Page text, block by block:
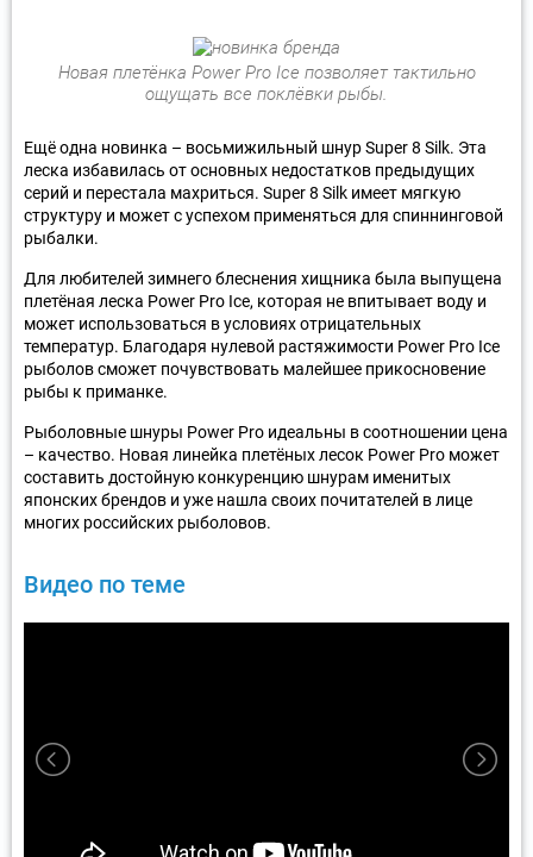
Новая плетёнка Power Pro Ice позволяет тактильно
ощущать все поклёвки рыбы.
Ещё одна новинка – восьмижильный шнур Super 8 Silk. Эта
леска избавилась от основных недостатков предыдущих
серий и перестала махриться. Super 8 Silk имеет мягкую
структуру и может с успехом применяться для спиннинговой
рыбалки.
Для любителей зимнего блеснения хищника была выпущена
плетёная леска Power Pro Ice, которая не впитывает воду и
может использоваться в условиях отрицательных
температур. Благодаря нулевой растяжимости Power Pro Ice
рыболов сможет почувствовать малейшее прикосновение
рыбы к приманке.
Рыболовные шнуры Power Pro идеальны в соотношении цена
– качество. Новая линейка плетёных лесок Power Pro может
составить достойную конкуренцию шнурам именитых
японских брендов и уже нашла своих почитателей в лице
многих российских рыболовов.
Видео по теме